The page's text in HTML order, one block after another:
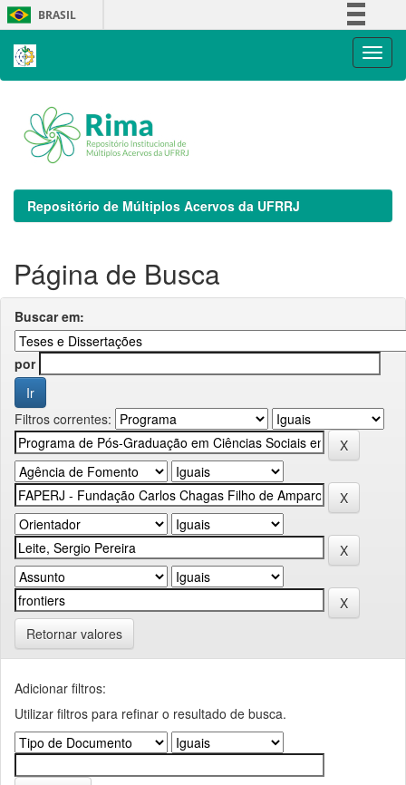
Skip
navigation
BRASIL
Repositório de Múltiplos Acervos da UFRRJ
Página de Busca
Buscar em:
por
Filtros correntes:
Retornar valores
Adicionar filtros:
Utilizar filtros para refinar o resultado de busca.